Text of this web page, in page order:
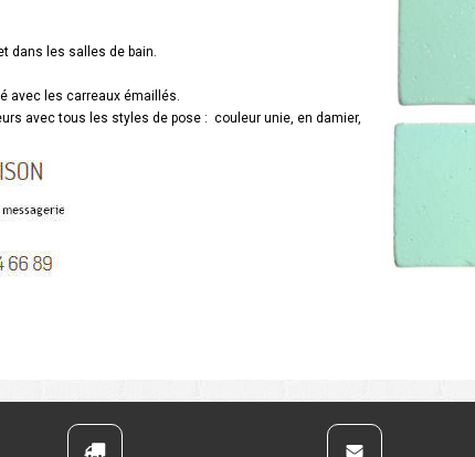
dans les salles de bain.
avec les carreaux émaillés.
avec tous les styles de pose : couleur unie, en damier,